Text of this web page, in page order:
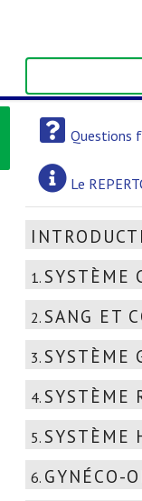
Questions
Le
1. SYSTÈME
2. SANG ET
3. SYSTÈME
4. SYSTÈME
5. SYSTÈME
6. GYNÉCO-